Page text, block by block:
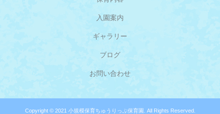
入園案内
ギャラリー
ブログ
お問い合わせ
Copyright © 2021 小規模保育ちゅうりっぷ保育園. All Rights Reserved.